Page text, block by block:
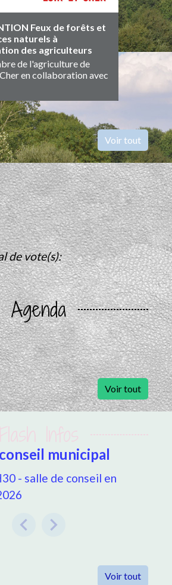
Feux de forêts et
naturels à
des agriculteurs
de l'agriculture de
en collaboration avec
II
Voir tout
de vote(s):
Agenda
Voir tout
CARTE
votre demande de